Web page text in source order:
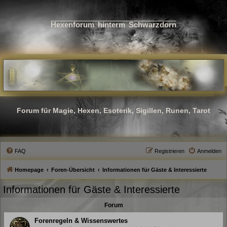
Hexenforum hinterm Schwarzdorn
Forum für Magie, Hexen, Esoterik, Sigillen, Runen, Tarot
FAQ Anmelden
Registrieren
Homepage Foren-Übersicht Informationen für Gäste & Interessierte
Informationen für Gäste & Interessierte
Forum
Forenregeln & Wissenswertes